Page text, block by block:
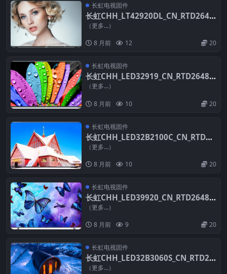
长虹电视固件
长虹CHH_LT42920DL_CN_RTD2648
_PCB5635-C_TPT420H2_HVN01_DL
（更多…）
8 月前 12 20
长虹电视固件
长虹CHH_LED32919_CN_RTD2648_
PCB5635-C_HV320WXC_211_V2.30_
（更多…）
8 月前 10 20
长虹电视固件
长虹CHH_LED32B2100C_CN_RTD26
48_PCB5635-C_TPT315B5_TAT01_D
（更多…）
8 月前 10 20
长虹电视固件
长虹CHH_LED39920_CN_RTD2648_
PCB5635-C_TPT390J1_L01_V2.30_2
（更多…）
8 月前 9 20
长虹电视固件
长虹CHH_LED32B3060S_CN_RTD26
48SA_PCB6172_LCB315WX_226AC4
（更多…）